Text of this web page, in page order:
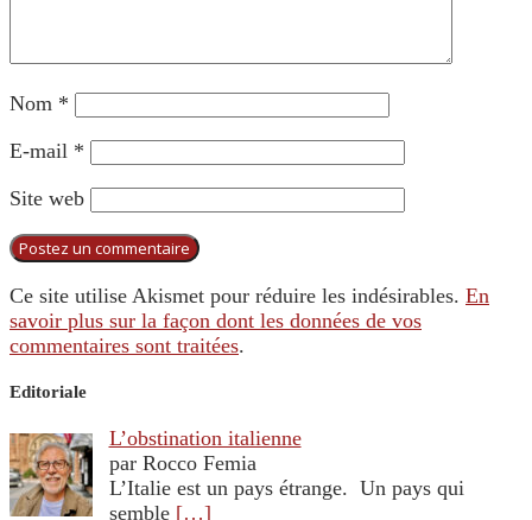
Nom *
E-mail *
Site web
Ce site utilise Akismet pour réduire les indésirables. En
savoir plus sur la façon dont les données de vos
commentaires sont traitées.
Editoriale
L’obstination italienne
par Rocco Femia
L’Italie est un pays étrange. Un pays qui
semble […]